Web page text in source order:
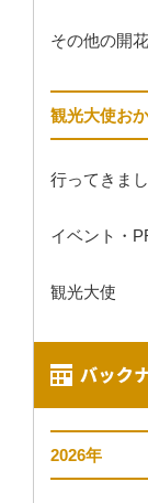
その他の開
観光大使お
行ってきまし
イベント・
観光大使
2026年